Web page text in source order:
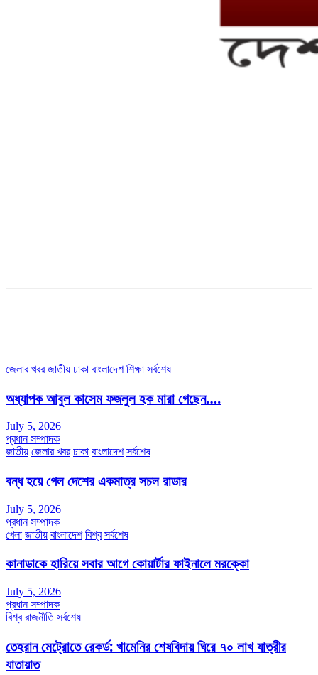
জেলার খবর জাতীয় ঢাকা বাংলাদেশ শিক্ষা সর্বশেষ
অধ্যাপক আবুল কাসেম ফজলুল হক মারা গেছেন….
July 5, 2026
প্রধান সম্পাদক
জাতীয় জেলার খবর ঢাকা বাংলাদেশ সর্বশেষ
বন্ধ হয়ে গেল দেশের একমাত্র সচল রাডার
July 5, 2026
প্রধান সম্পাদক
খেলা জাতীয় বাংলাদেশ বিশ্ব সর্বশেষ
কানাডাকে হারিয়ে সবার আগে কোয়ার্টার ফাইনালে মরক্কো
July 5, 2026
প্রধান সম্পাদক
বিশ্ব রাজনীতি সর্বশেষ
তেহরান মেট্রোতে রেকর্ড: খামেনির শেষবিদায় ঘিরে ৭০ লাখ যাত্রীর
যাতায়াত